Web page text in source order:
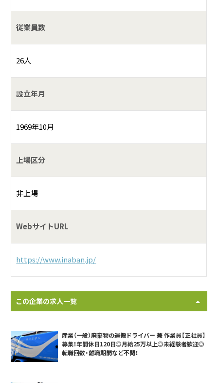
従業員数
26人
設立年月
1969年10月
上場区分
非上場
WebサイトURL
https://www.inaban.jp/
この企業の求人一覧
産業（一般）廃棄物の運搬ドライバー 兼 作業員【正社員】
募集！年間休日120日◎月給25万以上◎未経験者歓迎◎
転職回数・離職期間など不問！